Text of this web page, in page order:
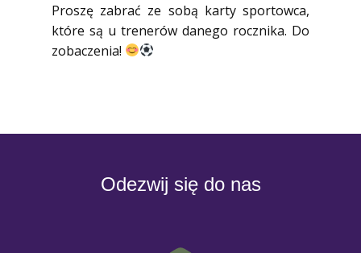
Proszę zabrać ze sobą karty sportowca,
które są u trenerów danego rocznika. Do
zobaczenia!
Odezwij się do nas